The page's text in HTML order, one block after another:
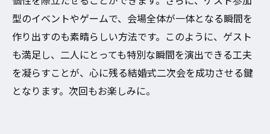
型のイベントやゲームで、会場全体が一体となる瞬間を
作り出すのも素晴らしい方法です。このように、ゲスト
も満足し、二人にとっても特別な瞬間を演出できる工夫
を凝らすことが、心に残る結婚式二次会を成功させる鍵
となります。次回もお楽しみに。